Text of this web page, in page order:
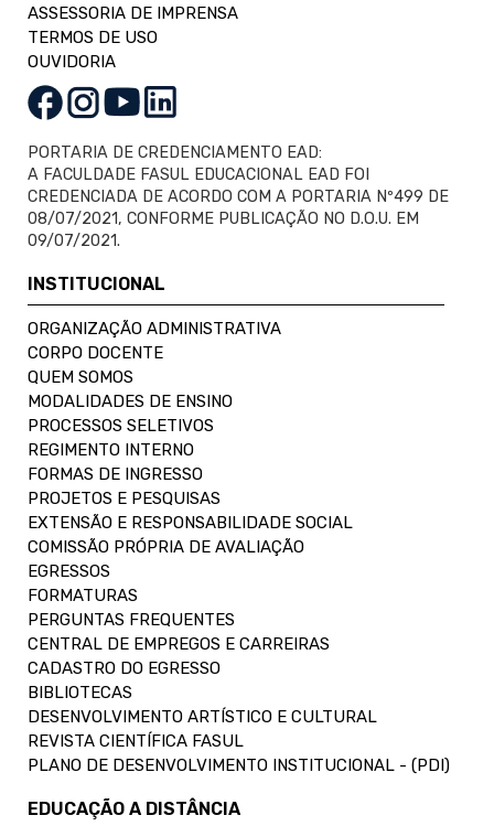
ASSESSORIA DE IMPRENSA
TERMOS DE USO
OUVIDORIA
PORTARIA DE CREDENCIAMENTO EAD:
A FACULDADE FASUL EDUCACIONAL EAD FOI
CREDENCIADA DE ACORDO COM A PORTARIA Nº499 DE
08/07/2021, CONFORME PUBLICAÇÃO NO D.O.U. EM
09/07/2021.
INSTITUCIONAL
ORGANIZAÇÃO ADMINISTRATIVA
CORPO DOCENTE
QUEM SOMOS
MODALIDADES DE ENSINO
PROCESSOS SELETIVOS
REGIMENTO INTERNO
FORMAS DE INGRESSO
PROJETOS E PESQUISAS
EXTENSÃO E RESPONSABILIDADE SOCIAL
COMISSÃO PRÓPRIA DE AVALIAÇÃO
EGRESSOS
FORMATURAS
PERGUNTAS FREQUENTES
CENTRAL DE EMPREGOS E CARREIRAS
CADASTRO DO EGRESSO
BIBLIOTECAS
DESENVOLVIMENTO ARTÍSTICO E CULTURAL
REVISTA CIENTÍFICA FASUL
PLANO DE DESENVOLVIMENTO INSTITUCIONAL - (PDI)
EDUCAÇÃO A DISTÂNCIA